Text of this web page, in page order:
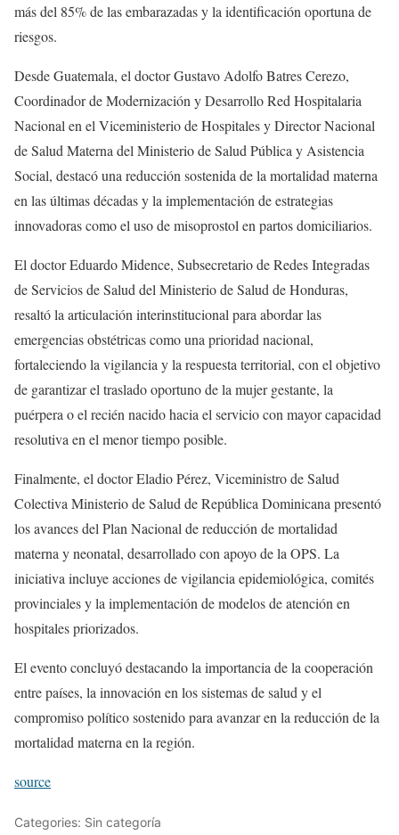
más del 85% de las embarazadas y la identificación oportuna de
riesgos.
Desde Guatemala, el doctor Gustavo Adolfo Batres Cerezo,
Coordinador de Modernización y Desarrollo Red Hospitalaria
Nacional en el Viceministerio de Hospitales y Director Nacional
de Salud Materna del Ministerio de Salud Pública y Asistencia
Social, destacó una reducción sostenida de la mortalidad materna
en las últimas décadas y la implementación de estrategias
innovadoras como el uso de misoprostol en partos domiciliarios.
El doctor Eduardo Midence, Subsecretario de Redes Integradas
de Servicios de Salud del Ministerio de Salud de Honduras,
resaltó la articulación interinstitucional para abordar las
emergencias obstétricas como una prioridad nacional,
fortaleciendo la vigilancia y la respuesta territorial, con el objetivo
de garantizar el traslado oportuno de la mujer gestante, la
puérpera o el recién nacido hacia el servicio con mayor capacidad
resolutiva en el menor tiempo posible.
Finalmente, el doctor Eladio Pérez, Viceministro de Salud
Colectiva​ Ministerio de Salud de República Dominicana presentó
los avances del Plan Nacional de reducción de mortalidad
materna y neonatal, desarrollado con apoyo de la OPS. La
iniciativa incluye acciones de vigilancia epidemiológica, comités
provinciales y la implementación de modelos de atención en
hospitales priorizados.
El evento concluyó destacando la importancia de la cooperación
entre países, la innovación en los sistemas de salud y el
compromiso político sostenido para avanzar en la reducción de la
mortalidad materna en la región.
source
Categories: Sin categoría